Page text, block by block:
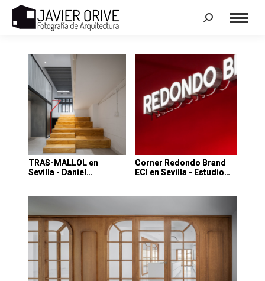
Search:
TRAS-MALLOL en
Sevilla - Daniel…
Corner Redondo Brand
ECI en Sevilla - Estudio…